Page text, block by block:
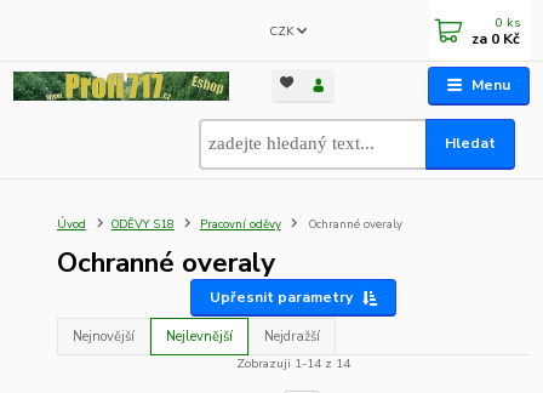
Menu
CZK
Hledat
0 ks
za 0 Kč
Úvod ODĚVY S18 Pracovní oděvy Ochranné overaly
Ochranné overaly
Upřesnit parametry
Nejnovější Nejlevnější
Nejdražší
Zobrazuji 1-14 z 14